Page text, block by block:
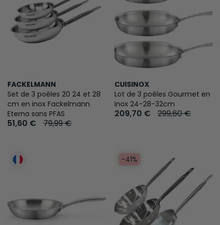
FACKELMANN
Set de 3 poêles 20 24 et 28
cm en inox Fackelmann
Eterna sans PFAS
51,60 € 79,99 €
CUISINOX
Lot de 3 poêles Gourmet en
inox 24-28-32cm
209,70 € 299,60 €
-41%